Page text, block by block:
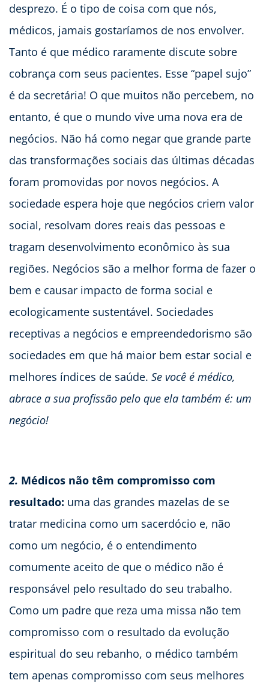
desprezo. É o tipo de coisa com que nós,
médicos, jamais gostaríamos de nos envolver.
Tanto é que médico raramente discute sobre
cobrança com seus pacientes. Esse “papel sujo”
é da secretária! O que muitos não percebem, no
entanto, é que o mundo vive uma nova era de
negócios. Não há como negar que grande parte
das transformações sociais das últimas décadas
foram promovidas por novos negócios. A
sociedade espera hoje que negócios criem valor
social, resolvam dores reais das pessoas e
tragam desenvolvimento econômico às sua
regiões. Negócios são a melhor forma de fazer o
bem e causar impacto de forma social e
ecologicamente sustentável. Sociedades
receptivas a negócios e empreendedorismo são
sociedades em que há maior bem estar social e
melhores índices de saúde. Se você é médico,
abrace a sua profissão pelo que ela também é: um
negócio!
2. Médicos não têm compromisso com
resultado: uma das grandes mazelas de se
tratar medicina como um sacerdócio e, não
como um negócio, é o entendimento
comumente aceito de que o médico não é
responsável pelo resultado do seu trabalho.
Como um padre que reza uma missa não tem
compromisso com o resultado da evolução
espiritual do seu rebanho, o médico também
tem apenas compromisso com seus melhores